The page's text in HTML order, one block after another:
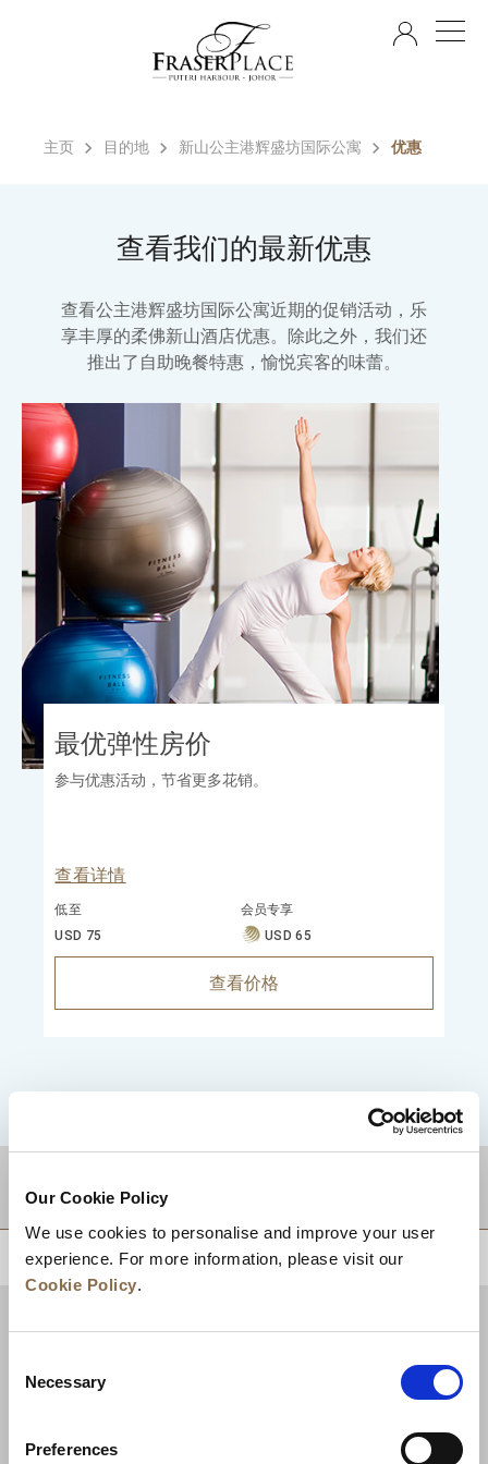
Our Cookie Policy
We use cookies to personalise and improve your user
experience. For more information, please visit our
Cookie Policy.
Selection
Necessary
Preferences
主页 目的地 新山公主港辉盛坊国际公寓 优惠
查看我们的最新优惠
查看公主港辉盛坊国际公寓近期的促销活动，乐
享丰厚的柔佛新山酒店优惠。除此之外，我们还
推出了自助晚餐特惠，愉悦宾客的味蕾。
最优弹性房价
参与优惠活动，节省更多花销。
查看详情
低至
USD 75
会员专享
USD 65
查看价格
目的地